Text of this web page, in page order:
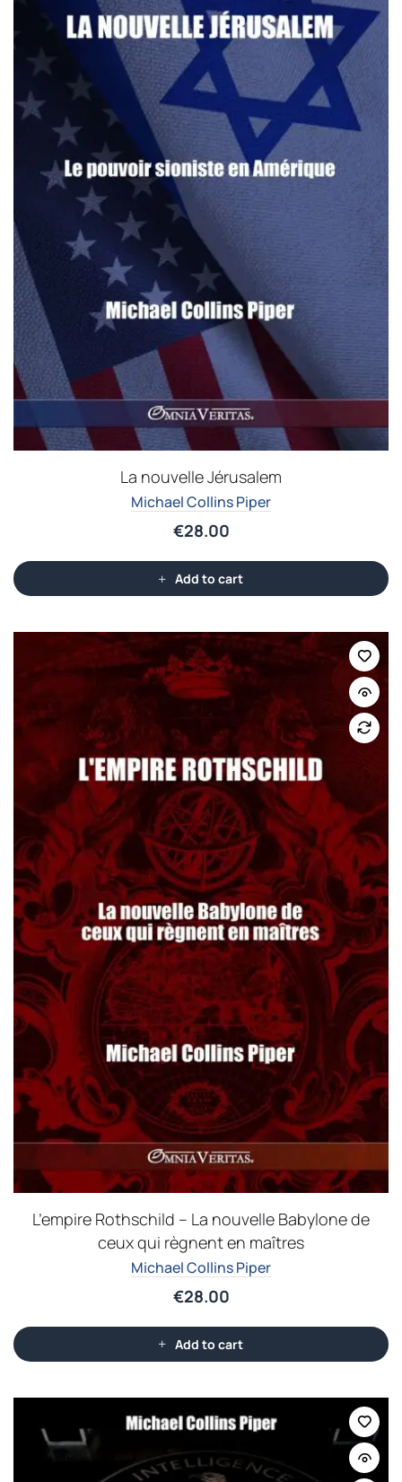
La nouvelle Jérusalem
Michael Collins Piper
€28.00
Add to cart
L’empire Rothschild – La nouvelle Babylone de
ceux qui règnent en maîtres
Michael Collins Piper
€28.00
Add to cart